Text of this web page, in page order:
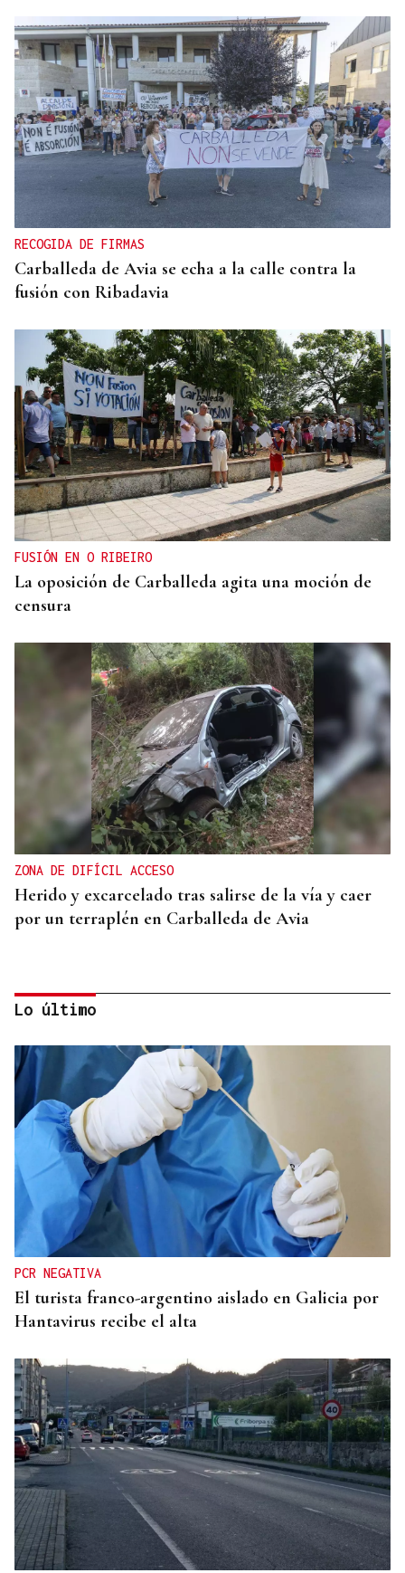
RECOGIDA DE FIRMAS
Carballeda de Avia se echa a la calle contra la
fusión con Ribadavia
FUSIÓN EN O RIBEIRO
La oposición de Carballeda agita una moción de
censura
ZONA DE DIFÍCIL ACCESO
Herido y excarcelado tras salirse de la vía y caer
por un terraplén en Carballeda de Avia
"NON Á FUSIÓN"
Galería | Carballeda de Avia se rebela contra la
fusión con Ribadavia: "Traidores"
Lo último
PCR NEGATIVA
El turista franco-argentino aislado en Galicia por
Hantavirus recibe el alta